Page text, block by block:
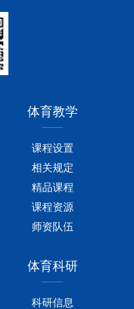
体育教学
课程设置
相关规定
精品课程
课程资源
师资队伍
体育科研
科研信息